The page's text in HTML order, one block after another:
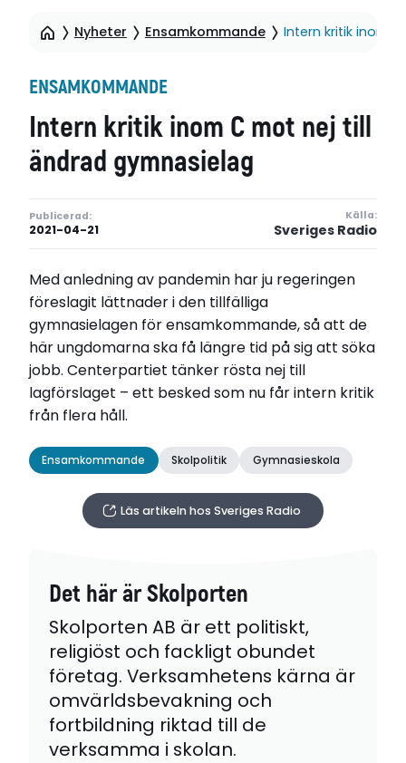
Nyheter Ensamkommande Intern kritik inom
ENSAMKOMMANDE
Intern kritik inom C mot nej till
ändrad gymnasielag
Publicerad:
2021-04-21
Källa:
Sveriges Radio
Med anledning av pandemin har ju regeringen
föreslagit lättnader i den tillfälliga
gymnasielagen för ensamkommande, så att de
här ungdomarna ska få längre tid på sig att söka
jobb. Centerpartiet tänker rösta nej till
lagförslaget – ett besked som nu får intern kritik
från flera håll.
Ensamkommande Skolpolitik Gymnasieskola
Läs artikeln hos Sveriges Radio
Det här är Skolporten
Skolporten AB är ett politiskt,
religiöst och fackligt obundet
företag. Verksamhetens kärna är
omvärldsbevakning och
fortbildning riktad till de
verksamma i skolan.